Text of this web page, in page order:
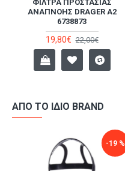
ΦΊΛΤΡΑ ΠΡΟΣΤΑΣΊΑΣ
ΑΝΑΠΝΟΉΣ DRAGER Α2
6738873
19,80€ 22,00€
ΑΠΌ ΤΟ ΊΔΙΟ BRAND
-19 %